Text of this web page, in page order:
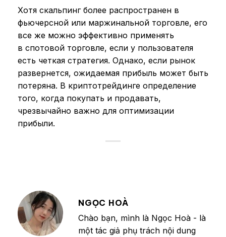
Хотя скальпинг более распространен в
фьючерсной или маржинальной торговле, его
все же можно эффективно применять
в спотовой торговле, если у пользователя
есть четкая стратегия. Однако, если рынок
развернется, ожидаемая прибыль может быть
потеряна. В криптотрейдинге определение
того, когда покупать и продавать,
чрезвычайно важно для оптимизации
прибыли.
NGỌC HOÀ
Chào bạn, mình là Ngọc Hoà - là
một tác giả phụ trách nội dung